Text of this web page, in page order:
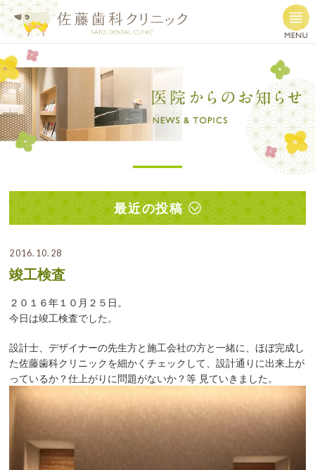
最近の投稿
2016.10.28
竣工検査
２０１６年１０月２５日。
今日は竣工検査でした。
設計士、デザイナーの先生方と施工会社の方と一緒に、ほぼ完成し
た佐藤歯科クリニックを細かくチェックして、設計通りに出来上が
っているか？仕上がりに問題がないか？等 見ていきました。